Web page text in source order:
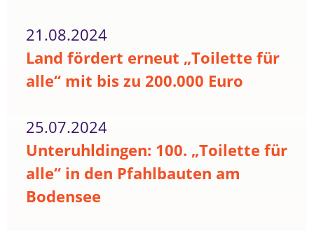
21.08.2024
Land fördert erneut „Toilette für
alle“ mit bis zu 200.000 Euro
25.07.2024
Unteruhldingen: 100. „Toilette für
alle“ in den Pfahlbauten am
Bodensee